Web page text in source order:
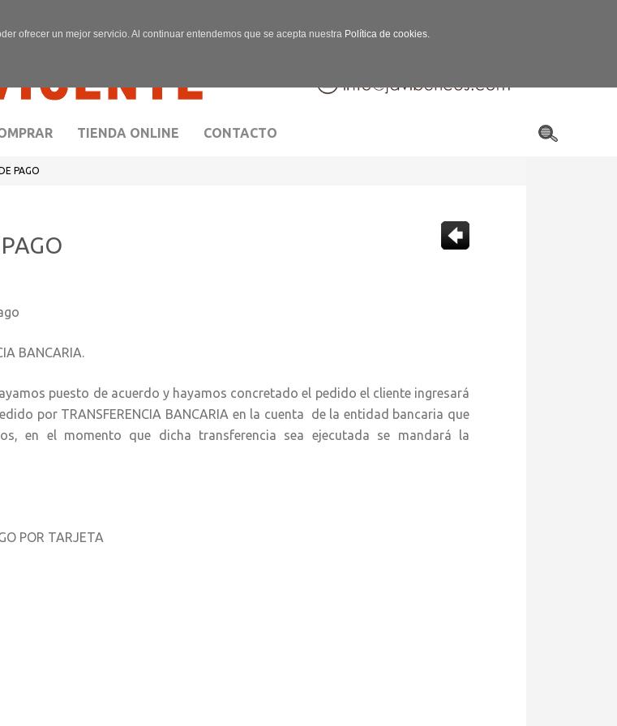
ofrecer un mejor servicio. Al continuar entendemos que se acepta nuestra Política de cookies.
TIENDA ONLINE CONTACTO
PAGO
BANCARIA.
puesto de acuerdo y hayamos concretado el pedido el cliente ingresará
por TRANSFERENCIA BANCARIA en la cuenta de la entidad bancaria que
en el momento que dicha transferencia sea ejecutada se mandará la
POR TARJETA